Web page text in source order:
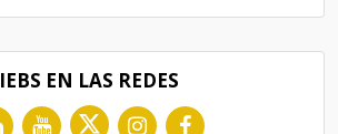
IEBS EN LAS REDES